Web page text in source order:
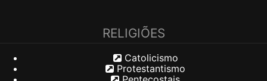
RELIGIÕES
Catolicismo
Protestantismo